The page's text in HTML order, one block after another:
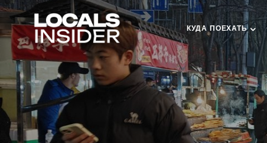
КУДА ПОЕХАТЬ